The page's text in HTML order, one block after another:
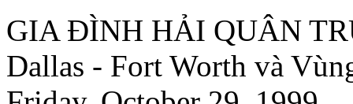
GIA ÐÌNH HẢI QUÂN
Dallas - Fort Worth và